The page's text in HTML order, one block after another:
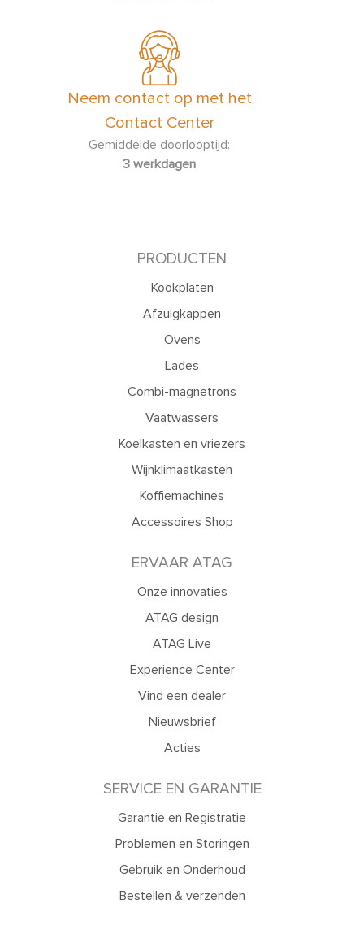
Neem contact op met het
Contact Center
Gemiddelde doorlooptijd:
3 werkdagen
PRODUCTEN
Kookplaten
Afzuigkappen
Ovens
Lades
Combi-magnetrons
Vaatwassers
Koelkasten en vriezers
Wijnklimaatkasten
Koffiemachines
Accessoires Shop
ERVAAR ATAG
Onze innovaties
ATAG design
ATAG Live
Experience Center
Vind een dealer
Nieuwsbrief
Acties
SERVICE EN GARANTIE
Garantie en Registratie
Problemen en Storingen
Gebruik en Onderhoud
Bestellen & verzenden